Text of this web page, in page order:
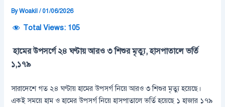
ByWoakil/ 01/06/2026
Total Views: 105
হামের উপসর্গে ২৪ ঘণ্টায় আরও ৩ শিশুর মৃত্যু, হাসপাতালে ভর্তি
১,১৭৯
সারাদেশে গত ২৪ ঘণ্টায় হামের উপসর্গ নিয়ে আরও ৩ শিশুর মৃত্যু হয়েছে।
একই সময়ে হাম ও হামের উপসর্গ নিয়ে হাসপাতালে ভর্তি হয়েছে ১ হাজার ১৭৯